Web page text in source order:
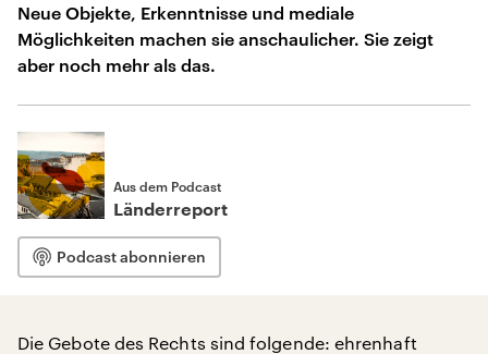
Neue Objekte, Erkenntnisse und mediale
Möglichkeiten machen sie anschaulicher. Sie zeigt
aber noch mehr als das.
Aus dem Podcast
Länderreport
Podcast abonnieren
Die Gebote des Rechts sind folgende: ehrenhaft